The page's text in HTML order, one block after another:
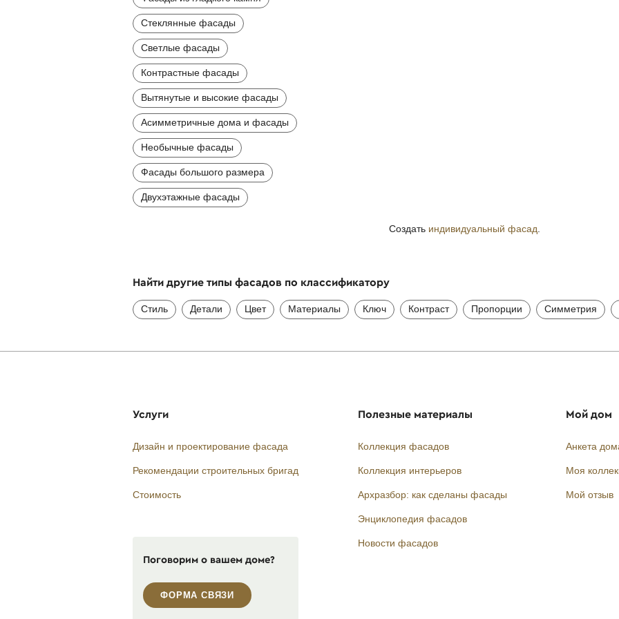
Стеклянные фасады
Светлые фасады
Контрастные фасады
Вытянутые и высокие фасады
Асимметричные дома и фасады
Необычные фасады
Фасады большого размера
Двухэтажные фасады
Создать индивидуальный фасад
Найти другие типы фасадов по классификатору
Стиль Детали Цвет Материалы Ключ Контраст Пропорции Симметрия
Услуги
Дизайн и проектирование фасада
Рекомендации строительных бригад
Стоимость
Поговорим о вашем доме?
ФОРМА СВЯЗИ
Полезные материалы
Коллекция фасадов
Коллекция интерьеров
Архразбор: как сделаны фасады
Энциклопедия фасадов
Новости фасадов
Мой дом
Анкета
Моя
Мой отзыв